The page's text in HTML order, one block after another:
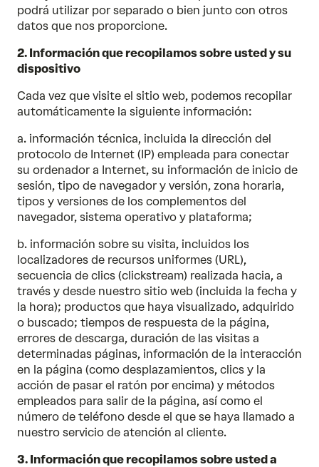
podrá utilizar por separado o bien junto con otros
datos que nos proporcione.
2. Información que recopilamos sobre usted y su
dispositivo
Cada vez que visite el sitio web, podemos recopilar
automáticamente la siguiente información:
a. información técnica, incluida la dirección del
protocolo de Internet (IP) empleada para conectar
su ordenador a Internet, su información de inicio de
sesión, tipo de navegador y versión, zona horaria,
tipos y versiones de los complementos del
navegador, sistema operativo y plataforma;
b. información sobre su visita, incluidos los
localizadores de recursos uniformes (URL),
secuencia de clics (clickstream) realizada hacia, a
través y desde nuestro sitio web (incluida la fecha y
la hora); productos que haya visualizado, adquirido
o buscado; tiempos de respuesta de la página,
errores de descarga, duración de las visitas a
determinadas páginas, información de la interacción
en la página (como desplazamientos, clics y la
acción de pasar el ratón por encima) y métodos
empleados para salir de la página, así como el
número de teléfono desde el que se haya llamado a
nuestro servicio de atención al cliente.
3. Información que recopilamos sobre usted a